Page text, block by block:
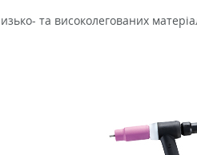
та високолегованих